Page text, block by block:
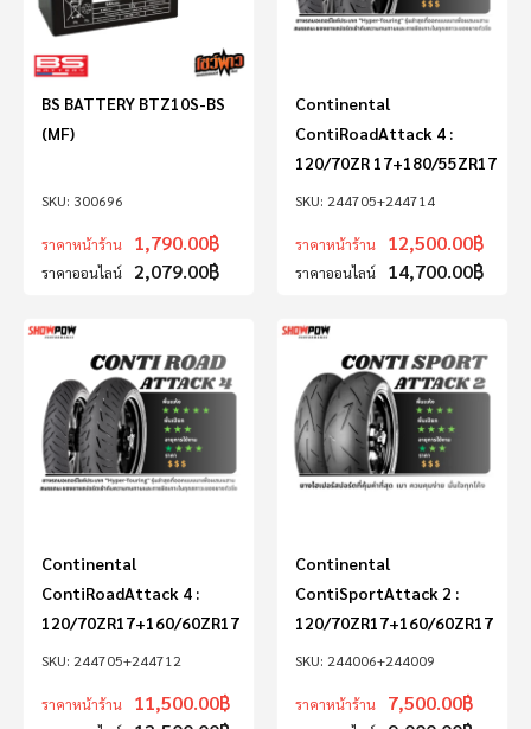
300696
BS BATTERY BTZ10S-BS
(MF)
ราคาหน้าร้าน 1,790.00฿
ราคาออนไลน์ 2,079.00฿
244705+244714
Continental
ContiRoadAttack 4 :
120/70ZR 17+180/55ZR17
ราคาหน้าร้าน 12,500.00฿
ราคาออนไลน์ 14,700.00฿
244705+244712
Continental
ContiRoadAttack 4 :
120/70ZR17+160/60ZR17
ราคาหน้าร้าน 11,500.00฿
244006+244009
Continental
ContiSportAttack 2 :
120/70ZR17+160/60ZR17
ราคาหน้าร้าน 7,500.00฿